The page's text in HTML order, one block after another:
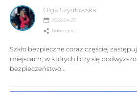
Olga Szydłowska
2026-04-27
Udostępnij
Szkło bezpieczne coraz częściej
miejscach, w których liczy się
bezpieczeństwo...